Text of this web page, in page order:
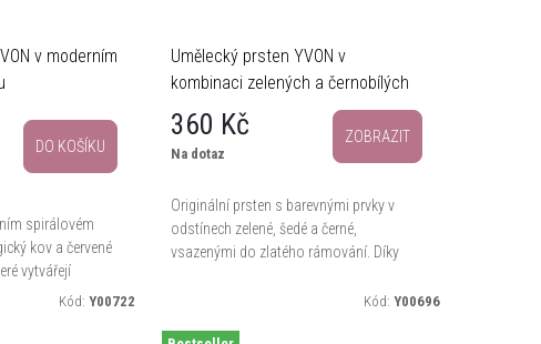
v moderním
DO KOŠÍKU
spirálovém
kov a červené
vytvářejí
Díky elastické
Kód:Y00722
Umělecký prsten YVON v
kombinaci zelených a černobílých
tónů
360 Kč
Na dotaz
ZOBRAZIT
Originální prsten s barevnými prvky v
odstínech zelené, šedé a černé,
vsazenými do zlatého rámování. Díky
Kód: Y00696